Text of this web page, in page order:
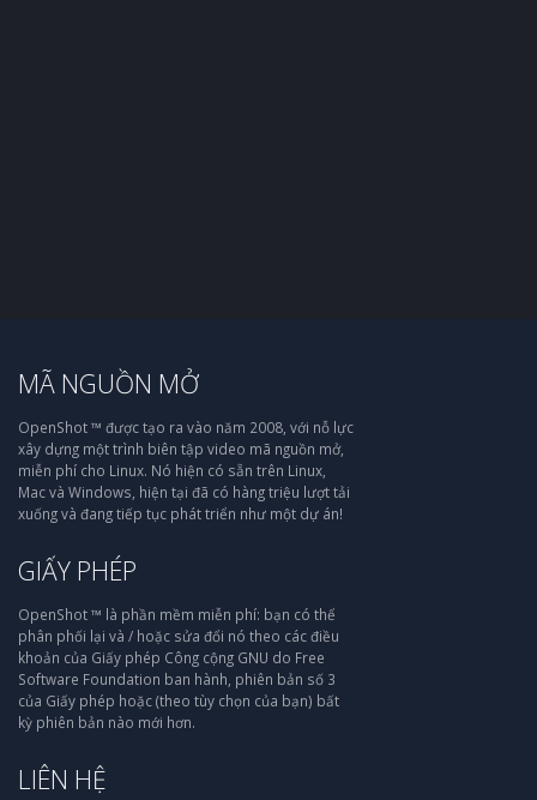
MÃ NGUỒN MỞ
OpenShot ™ được tạo ra vào năm 2008, với nỗ lực
xây dựng một trình biên tập video mã nguồn mở,
miễn phí cho Linux. Nó hiện có sẵn trên Linux,
Mac và Windows, hiện tại đã có hàng triệu lượt tải
xuống và đang tiếp tục phát triển như một dự án!
GIẤY PHÉP
OpenShot ™ là phần mềm miễn phí: bạn có thể
phân phối lại và / hoặc sửa đổi nó theo các điều
khoản của Giấy phép Công cộng GNU do Free
Software Foundation ban hành, phiên bản số 3
của Giấy phép hoặc (theo tùy chọn của bạn) bất
kỳ phiên bản nào mới hơn.
LIÊN HỆ